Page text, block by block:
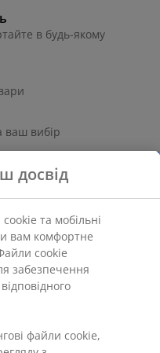
в будь-якому
ваш вибір